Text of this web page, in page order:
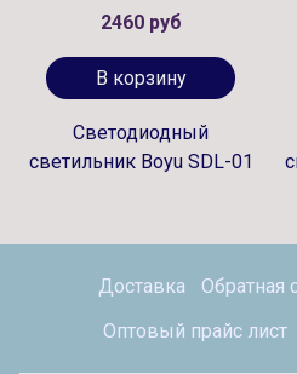
2460 руб
В корзину
Светодиодный
светильник Boyu SDL-01
Доставка Обратная
Оптовый прайс лист